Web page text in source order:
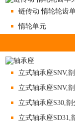
链传动 惰轮轮齿
惰轮单元
立式轴承座SNV,
立式轴承座SNV,
立式轴承座S30,
立式轴承座SD31,